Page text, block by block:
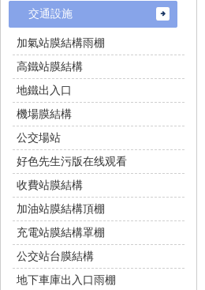
交通設施
加氣站膜結構雨棚
高鐵站膜結構
地鐵出入口
機場膜結構
公交場站
好色先生污版在线观看
收費站膜結構
加油站膜結構頂棚
充電站膜結構罩棚
公交站台膜結構
地下車庫出入口雨棚